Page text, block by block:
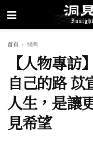
首頁 娛樂
【人物專訪
自己的路 苡
人生，是讓
見希望